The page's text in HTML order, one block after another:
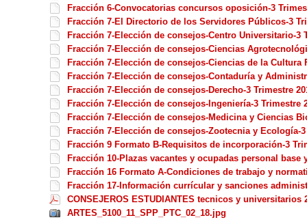
Fracción 6-Convocatorias concursos oposición-3
Fracción 7-El Directorio de los Servidores Públicos-3
Fracción 7-Elección de consejos-Centro Universitario-3
Fracción 7-Elección de consejos-Ciencias
Fracción 7-Elección de consejos-Ciencias de la Cultura
Fracción 7-Elección de consejos-Contaduría y
Fracción 7-Elección de consejos-Derecho-3 Trimestre
Fracción 7-Elección de consejos-Ingeniería-3 Trimestre
Fracción 7-Elección de consejos-Medicina y Ciencias
Fracción 7-Elección de consejos-Zootecnia y Ecología-
Fracción 9 Formato B-Requisitos de incorporación-3
Fracción 10-Plazas vacantes y ocupadas personal base
Fracción 16 Formato A-Condiciones de trabajo y
Fracción 17-Información currícular y sanciones
CONSEJEROS ESTUDIANTES tecnicos y universitarios
ARTES_5100_11_SPP_PTC_02_18.jpg